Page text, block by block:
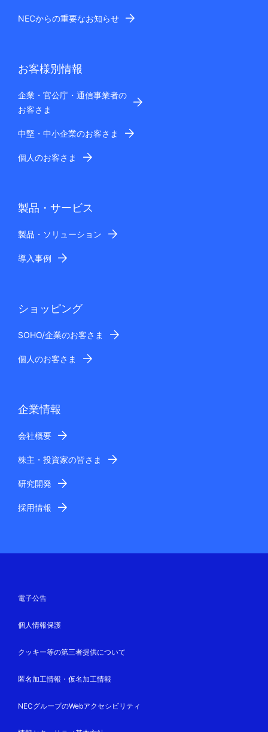
NECからの重要なお知らせ
お客様別情報
企業・官公庁・通信事業者の
お客さま
中堅・中小企業のお客さま
個人のお客さま
製品・サービス
製品・ソリューション
導入事例
ショッピング
SOHO/企業のお客さま
個人のお客さま
企業情報
会社概要
株主・投資家の皆さま
研究開発
採用情報
電子公告
個人情報保護
クッキー等の第三者提供について
匿名加工情報・仮名加工情報
NECグループのWebアクセシビリティ